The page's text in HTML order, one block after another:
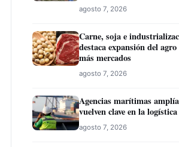
agosto 7, 2026
Carne, soja e
destaca expansión del
más mercados
agosto 7, 2026
Agencias marítimas
vuelven clave en la
agosto 7, 2026